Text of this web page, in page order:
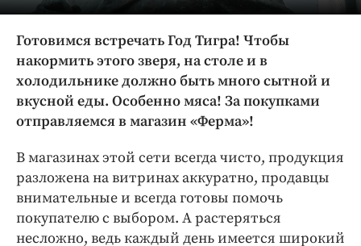
Спорт
Экономика и бизнес
ПРОЕКТЫ
Блоги
Издания
Медиаперсона
Интересное чтиво
Клиника года
Бренд года
Готовимся встречать Год Тигра! Чтобы
накормить этого зверя, на столе и в
холодильнике должно быть много сытной и
вкусной еды. Особенно мяса! За покупками
отправляемся в магазин «Ферма»!
В магазинах этой сети всегда чисто, продукция
разложена на витринах аккуратно, продавцы
внимательные и всегда готовы помочь
покупателю с выбором. А растеряться
несложно, ведь каждый день имеется широкий